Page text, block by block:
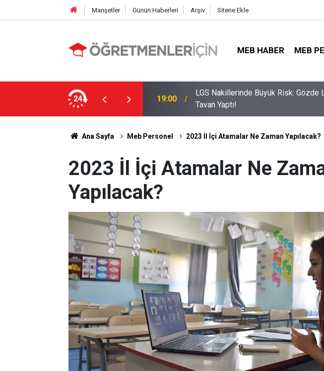
Manşetler Günün Haberleri Arşiv Sitene Ekle
MEB HABER MEB
24
En Çok Öğretmen Aradığı 15 Branş! 19:00
LGS Nakillerinde Büyük Risk:
Tavan Yaptı!
Ana Sayfa Meb Personel 2023 İl İçi Atamalar Ne Zaman Yapılacak?
2023 İl İçi Atamalar Ne
Yapılacak?